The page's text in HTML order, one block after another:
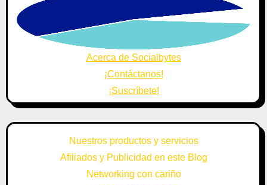
Acerca de Socialbytes
¡Contáctanos!
¡Suscríbete!
Nuestros productos y servicios
Afiliados y Publicidad en este Blog
Networking con cariño